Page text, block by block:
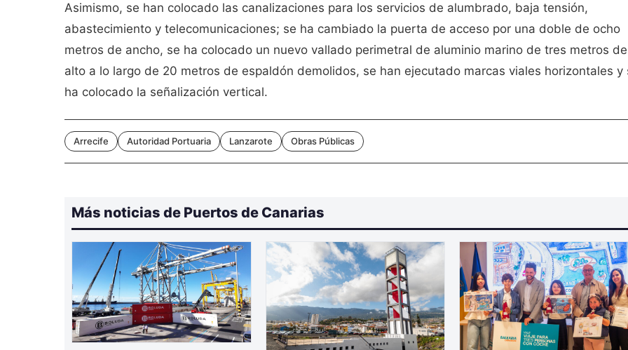
Asimismo, se han colocado las canalizaciones para los servicios de alumbrado, baja tensión,
abastecimiento y telecomunicaciones; se ha cambiado la puerta de acceso por una doble de ocho
metros de ancho, se ha colocado un nuevo vallado perimetral de aluminio marino de tres metros de
alto a lo largo de 20 metros de espaldón demolidos, se han ejecutado marcas viales horizontales y
ha colocado la señalización vertical.
Arrecife Autoridad Portuaria Lanzarote Obras Públicas
Más noticias de Puertos de Canarias